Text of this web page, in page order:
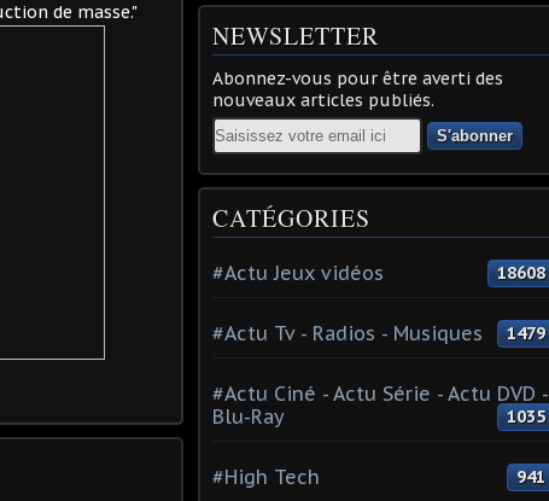
de masse."
NEWSLETTER
Abonnez-vous pour être averti des
nouveaux articles publiés.
Email
CATÉGORIES
#Actu Jeux vidéos 18608
#Actu Tv - Radios - Musiques 1479
#Actu Ciné - Actu Série - Actu DVD -
Blu-Ray
1035
#High Tech 941